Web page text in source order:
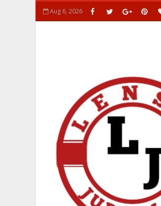
Aug 6, 2026